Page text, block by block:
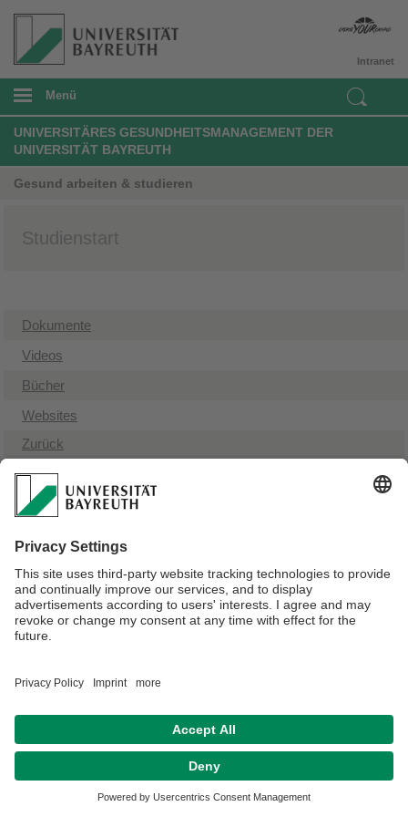
Intranet
Menü
UNIVERSITÄRES GESUNDHEITSMANAGEMENT DER
UNIVERSITÄT BAYREUTH
Gesund arbeiten & studieren
Studienstart
Dokumente
​Videos
Bücher
Websites
Zurück
Verantwortlich für die Redaktion:
Datenschutz / Disclaimer Impressum Hausordnung
Sitemap